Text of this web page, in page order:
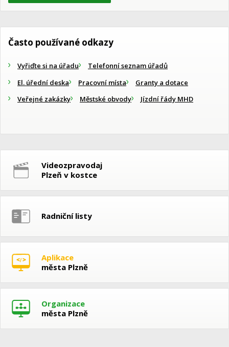
Často používané odkazy
Vyřiďte si na úřadu
Telefonní seznam úřadů
El. úřední deska
Pracovní místa
Granty a dotace
Veřejné zakázky
Městské obvody Jízdní řády MHD
Videozpravodaj
Plzeň v kostce
Radniční listy
Aplikace
města Plzně
Organizace
města Plzně